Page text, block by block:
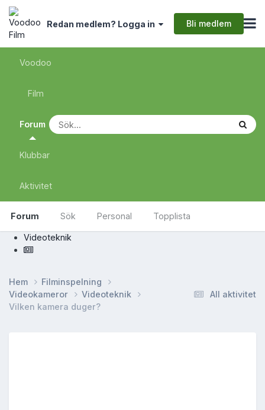
Redan medlem? Logga in Bli medlem
Voodoo
Film
Forum
Forum Sök Personal Topplista
Klubbar
Aktivitet
Videoteknik
All aktivitet
Hem
Filminspelning
Videokameror
Videoteknik
Vilken kamera duger?